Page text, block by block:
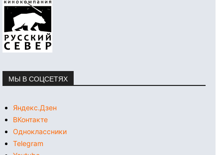
МЫ В СОЦСЕТЯХ
Яндекс.Дзен
ВКонтакте
Одноклассники
Telegram